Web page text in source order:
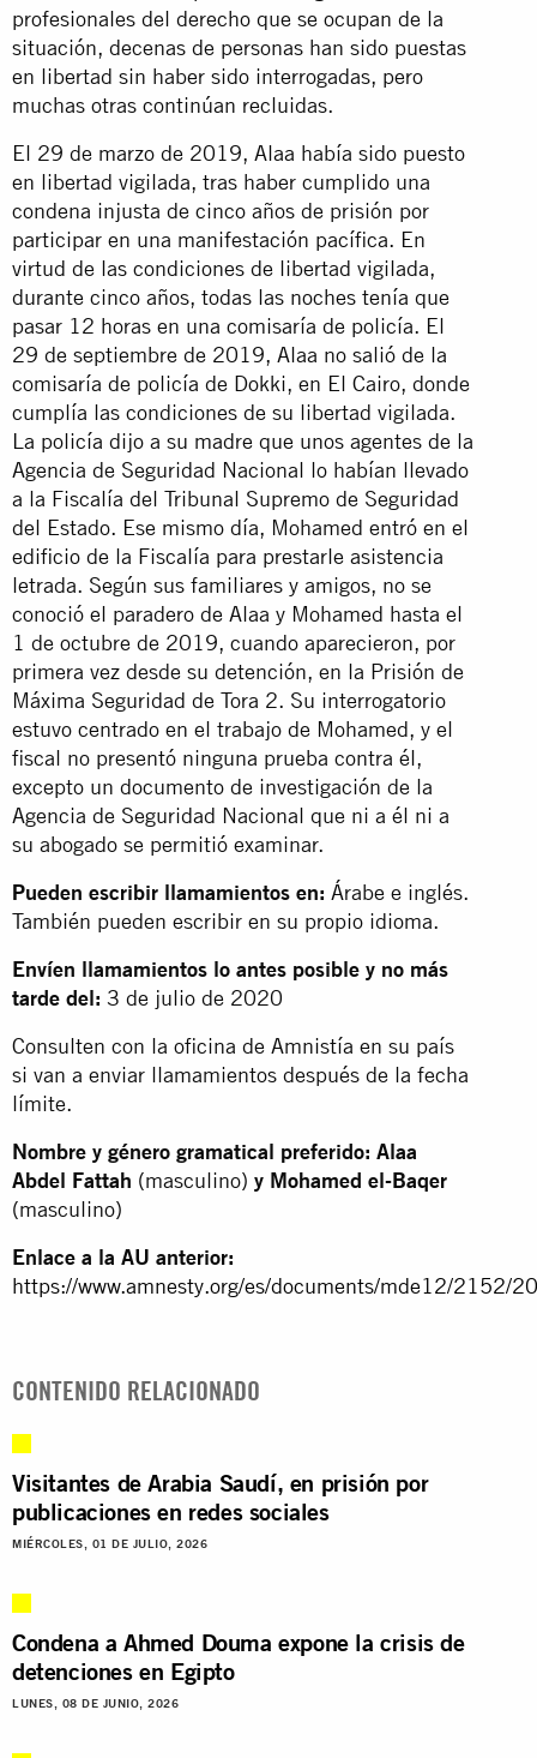
profesionales del derecho que se ocupan de la
situación, decenas de personas han sido puestas
en libertad sin haber sido interrogadas, pero
muchas otras continúan recluidas.
El 29 de marzo de 2019, Alaa había sido puesto
en libertad vigilada, tras haber cumplido una
condena injusta de cinco años de prisión por
participar en una manifestación pacífica. En
virtud de las condiciones de libertad vigilada,
durante cinco años, todas las noches tenía que
pasar 12 horas en una comisaría de policía. El
29 de septiembre de 2019, Alaa no salió de la
comisaría de policía de Dokki, en El Cairo, donde
cumplía las condiciones de su libertad vigilada.
La policía dijo a su madre que unos agentes de la
Agencia de Seguridad Nacional lo habían llevado
a la Fiscalía del Tribunal Supremo de Seguridad
del Estado. Ese mismo día, Mohamed entró en el
edificio de la Fiscalía para prestarle asistencia
letrada. Según sus familiares y amigos, no se
conoció el paradero de Alaa y Mohamed hasta el
1 de octubre de 2019, cuando aparecieron, por
primera vez desde su detención, en la Prisión de
Máxima Seguridad de Tora 2. Su interrogatorio
estuvo centrado en el trabajo de Mohamed, y el
fiscal no presentó ninguna prueba contra él,
excepto un documento de investigación de la
Agencia de Seguridad Nacional que ni a él ni a
su abogado se permitió examinar.
Pueden escribir llamamientos en: Árabe e inglés.
También pueden escribir en su propio idioma.
Envíen llamamientos lo antes posible y no más
tarde del: 3 de julio de 2020
Consulten con la oficina de Amnistía en su país
si van a enviar llamamientos después de la fecha
límite.
Nombre y género gramatical preferido: Alaa
Abdel Fattah (masculino) y Mohamed el-Baqer
(masculino)
Enlace a la AU anterior:
https://www.amnesty.org/es/documents/mde12/2152/
CONTENIDO RELACIONADO
Visitantes de Arabia Saudí, en prisión por
publicaciones en redes sociales
MIÉRCOLES, 01 DE JULIO, 2026
Condena a Ahmed Douma expone la crisis de
detenciones en Egipto
LUNES, 08 DE JUNIO, 2026